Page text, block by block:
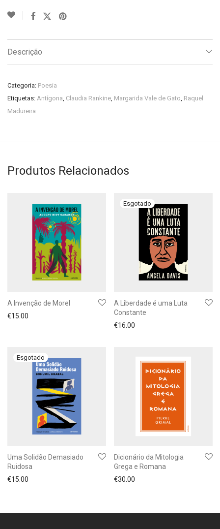
Descrição
Categoria: Poesia
Etiquetas: Antígona, Claudia Rankine, Margarida Vale de Gato, Raquel
Madureira
Produtos Relacionados
A Invenção de Morel
€15.00
A Liberdade é uma Luta
Constante
€16.00
Uma Solidão Demasiado
Ruidosa
€15.00
Dicionário da Mitologia
Grega e Romana
€30.00